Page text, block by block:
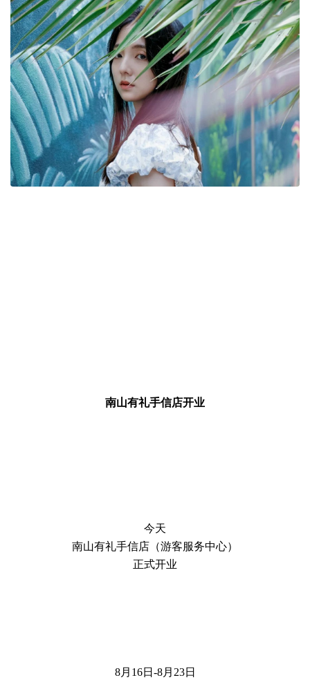
南山有礼手信店开业
今天
南山有礼手信店（游客服务中心）
正式开业
8月16日-8月23日